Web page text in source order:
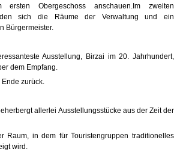
Obergeschoss anschauen.Im zweiten
sich die Räume der Verwaltung und ein
Bürgermeister.
Ausstellung, Birzai im 20. Jahrhundert,
dem Empfang.
Ende zurück.
allerlei Ausstellungsstücke aus der Zeit der
Raum, in dem für Touristengruppen traditionelles
wird.